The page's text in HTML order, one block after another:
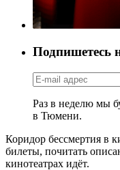
Подпишетесь
Раз в неделю мы
в Тюмени.
Коридор бессмертия в
билеты, почитать
кинотеатрах идёт.